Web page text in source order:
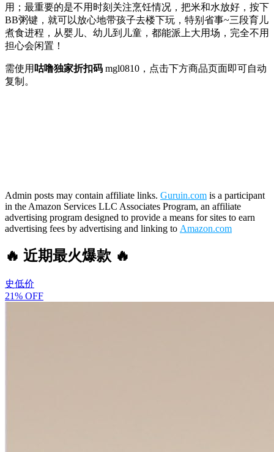
用；最重要的是不用时刻关注烹饪情况，把米和水放好，按下
BB粥键，就可以放心地带孩子去楼下玩，特别省事~三段育儿
煮食进程，从婴儿、幼儿到儿童，都能派上大用场，完全不用
担心会闲置！
需使用 咕噜独家折扣码 mgl0810 ，点击下方商品页面即可自动
复制。
Admin posts may contain affiliate links. Guruin.com is a participant
in the Amazon Services LLC Associates Program, an affiliate
advertising program designed to provide a means for sites to earn
advertising fees by advertising and linking to Amazon.com
🔥 近期最火爆款 🔥
史低价
21% OFF